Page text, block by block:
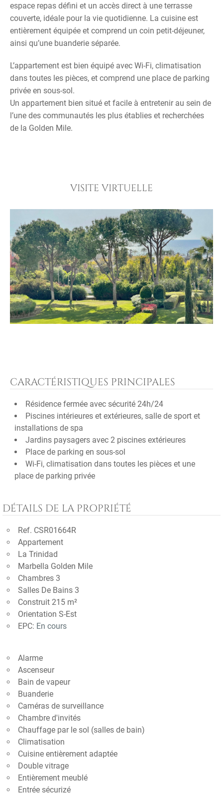
espace repas défini et un accès direct à une terrasse
couverte, idéale pour la vie quotidienne. La cuisine est
entièrement équipée et comprend un coin petit-déjeuner,
ainsi qu’une buanderie séparée.
L’appartement est bien équipé avec Wi-Fi, climatisation
dans toutes les pièces, et comprend une place de parking
privée en sous-sol.
Un appartement bien situé et facile à entretenir au sein de
l’une des communautés les plus établies et recherchées
de la Golden Mile.
VISITE VIRTUELLE
CARACTÉRISTIQUES PRINCIPALES
Résidence fermée avec sécurité 24h/24
Piscines intérieures et extérieures, salle de sport et
installations de spa
Jardins paysagers avec 2 piscines extérieures
Place de parking en sous-sol
Wi-Fi, climatisation dans toutes les pièces et une
place de parking privée
DÉTAILS DE LA PROPRIÉTÉ
Ref. CSR01664R
Appartement
La Trinidad
Marbella Golden Mile
Chambres 3
Salles De Bains 3
Construit 215 m²
Orientation S-Est
EPC: En cours
Alarme
Ascenseur
Bain de vapeur
Buanderie
Caméras de surveillance
Chambre d'invités
Chauffage par le sol (salles de bain)
Climatisation
Cuisine entièrement adaptée
Double vitrage
Entièrement meublé
Entrée sécurizé